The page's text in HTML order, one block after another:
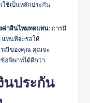
ใช้เป็นหลักประกัน
ค่าสินไหมทดแทน: การมี
แทนที่จะรอให้
รณีของคุณ คุณจะ
อพิพาทได้ดีกว่า
นประกัน